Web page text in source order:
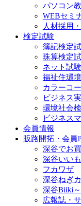
パソコン
WEBセミ
人材採用
検定試験
簿記検定
珠算検定
ネット試験
福祉住環
カラーコ
ビジネス
環境社会
ビジネス
会員情報
販路開拓・会員
深谷でお
深谷いい
フカワザ
深谷ねぎ
深谷Biiki
広報誌・